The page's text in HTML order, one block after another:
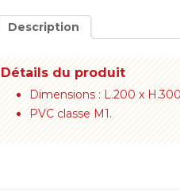
Description
Détails du produit
Dimensions : L.200 x
PVC classe M1.